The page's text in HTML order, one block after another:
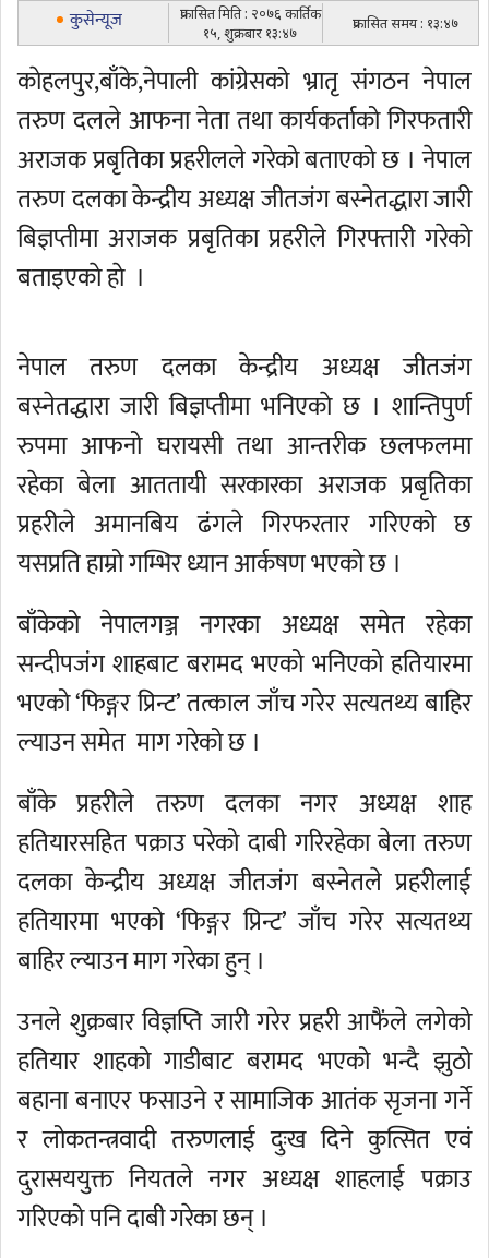
कुसेन्यूज
प्रकासित मिति : २०७६ कार्तिक
१५, शुक्रबार १३:४७
प्रकासित समय : १३:४७
काेहलपुर,बाँके,नेपाली कांग्रेसको भ्रातृ संगठन नेपाल
तरुण दलले आफना नेता तथा कार्यकर्ताको गिरफतारी
अराजक प्रबृतिका प्रहरीलले गरेको बताएको छ । नेपाल
तरुण दलका केन्द्रीय अध्यक्ष जीतजंग बस्नेतद्धारा जारी
बिज्ञप्तीमा अराजक प्रबृतिका प्रहरीले गिरफ्तारी गरेकाे
बताइएकाे हाे ।
नेपाल तरुण दलका केन्द्रीय अध्यक्ष जीतजंग
बस्नेतद्धारा जारी बिज्ञप्तीमा भनिएकाे छ । शान्तिपुर्ण
रुपमा आफनो घरायसी तथा आन्तरीक छलफलमा
रहेका बेला आततायी सरकारका अराजक प्रबृतिका
प्रहरीले अमानबिय ढंगले गिरफरतार गरिएको छ
यसप्रति हाम्रो गम्भिर ध्यान आर्कषण भएको छ ।
बाँकेको नेपालगञ्ज नगरका अध्यक्ष समेत रहेका
सन्दीपजंग शाहबाट बरामद भएको भनिएको हतियारमा
भएको ‘फिङ्गर प्रिन्ट’ तत्काल जाँच गरेर सत्यतथ्य बाहिर
ल्याउन समेत माग गरेको छ ।
बाँके प्रहरीले तरुण दलका नगर अध्यक्ष शाह
हतियारसहित पक्राउ परेको दाबी गरिरहेका बेला तरुण
दलका केन्द्रीय अध्यक्ष जीतजंग बस्नेतले प्रहरीलाई
हतियारमा भएको ‘फिङ्गर प्रिन्ट’ जाँच गरेर सत्यतथ्य
बाहिर ल्याउन माग गरेका हुन् ।
उनले शुक्रबार विज्ञप्ति जारी गरेर प्रहरी आफैंले लगेको
हतियार शाहको गाडीबाट बरामद भएको भन्दै झुठो
बहाना बनाएर फसाउने र सामाजिक आतंक सृजना गर्ने
र लोकतन्त्रवादी तरुणलाई दुःख दिने कुत्सित एवं
दुरासययुक्त नियतले नगर अध्यक्ष शाहलाई पक्राउ
गरिएको पनि दाबी गरेका छन् ।